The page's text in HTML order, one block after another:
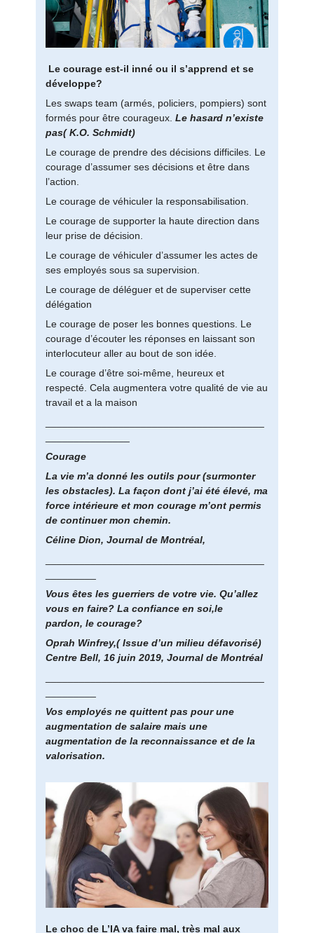
Le courage est-il inné ou il s’apprend et se
développe?
Les swaps team (armés, policiers, pompiers) sont
formés pour être courageux.Le hasard n’existe
pas( K.O. Schmidt)
Le courage de prendre des décisions difficiles. Le
courage d’assumer ses décisions et être dans
l’action.
Le courage de véhiculer la responsabilisation.
Le courage de supporter la haute direction dans
leur prise de décision.
Le courage de véhiculer d’assumer les actes de
ses employés sous sa supervision.
Le courage de déléguer et de superviser cette
délégation
Le courage de poser les bonnes questions. Le
courage d’écouter les réponses en laissant son
interlocuteur aller au bout de son idée.
Le courage d’être soi-même, heureux et
respecté. Cela augmentera votre qualité de vie au
travail et a la maison
Courage
La vie m’a donné les outils pour (surmonter
les obstacles). La façon dont j’ai été élevé, ma
force intérieure et mon courage m’ont permis
de continuer mon chemin.
Céline Dion, Journal de Montréal,
Vous êtes les guerriers de votre vie. Qu’allez
vous en faire? La confiance en soi,le
pardon, le courage?
Oprah Winfrey,( Issue d’un milieu défavorisé)
Centre Bell, 16 juin 2019, Journal de Montréal
Vos employés ne quittent pas pour une
augmentation de salaire mais une
augmentation de la reconnaissance et de la
valorisation.
Le choc de L’IA va faire mal, très mal aux